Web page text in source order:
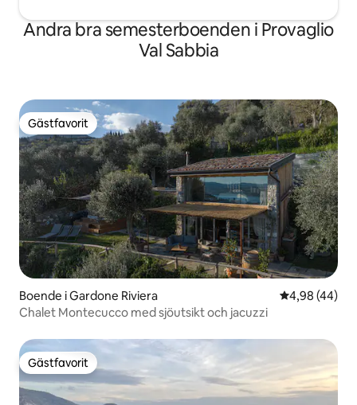
Andra bra semesterboenden i Provaglio
Val Sabbia
Gästfavorit
Gästfavorit
Boende i Gardone Riviera 4,98 av 5 i
4,98 (44)
Chalet Montecucco med sjöutsikt och jacuzzi
Gästfavorit
Gästfavorit